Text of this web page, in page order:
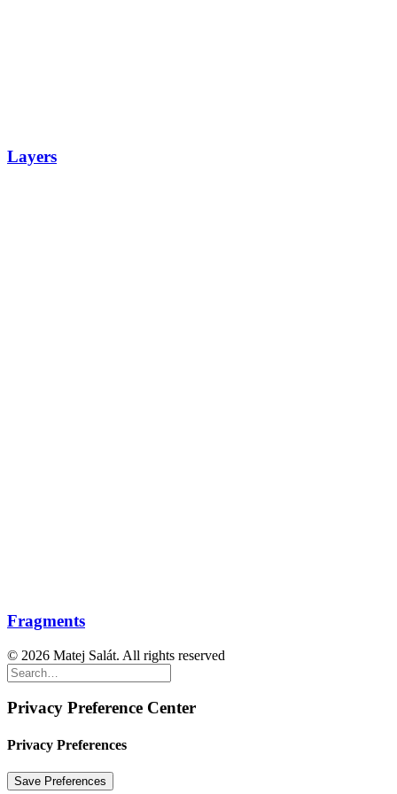
Layers
Fragments
© 2026 Matej Salát. All rights reserved
Privacy Preference Center
Privacy Preferences